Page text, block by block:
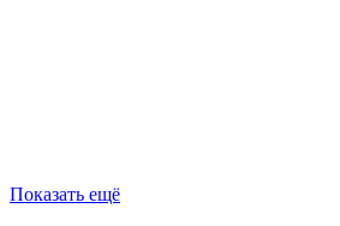
Показать ещё